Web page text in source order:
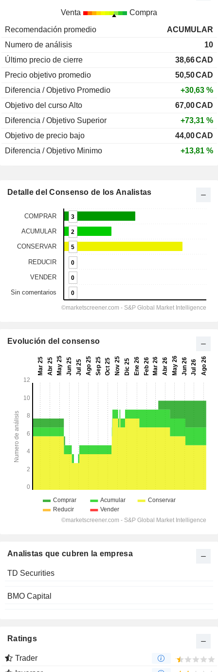
Venta Compra
Recomendación promedio
ACUMULAR
Numero de análisis
10
Último precio de cierre
38,66CAD
Precio objetivo promedio
50,50CAD
Diferencia / Objetivo Promedio
+30,63 %
Objetivo del curso Alto
67,00CAD
Diferencia / Objetivo Superior
+73,31 %
Objetivo de precio bajo
44,00CAD
Diferencia / Objetivo Minimo
+13,81 %
Detalle del Consenso de los Analistas
Evolución del consenso
Analistas que cubren la empresa
TD Securities
BMO Capital
Ratings
Trader